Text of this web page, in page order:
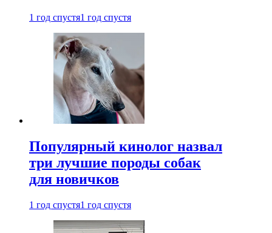
1 год спустя1 год спустя
Популярный кинолог назвал
три лучшие породы собак
для новичков
1 год спустя1 год спустя